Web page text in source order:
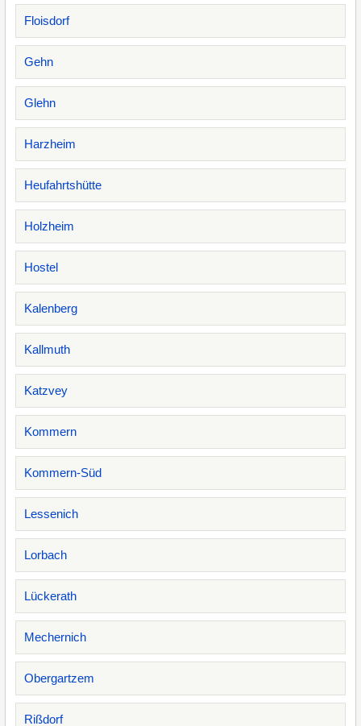
Floisdorf
Gehn
Glehn
Harzheim
Heufahrtshütte
Holzheim
Hostel
Kalenberg
Kallmuth
Katzvey
Kommern
Kommern-Süd
Lessenich
Lorbach
Lückerath
Mechernich
Obergartzem
Rißdorf